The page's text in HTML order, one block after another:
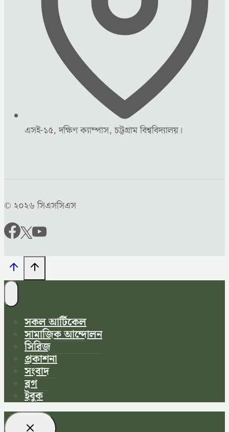
এসই-১৫, দক্ষিণ ক্যাম্পাস, চট্টগ্রাম বিশ্ববিদ্যালয়।
© ২০২৬ সিএসসিএস
সকল আর্টিকেল
সামাজিক আন্দোলন
সিরিজ
প্রকাশনা
সংবাদ
ব্লগ
ইবুক